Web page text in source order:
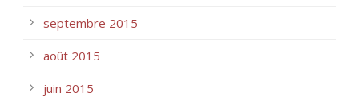
septembre 2015
août 2015
juin 2015